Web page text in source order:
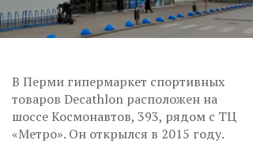
В Перми гипермаркет спортивных
товаров Decathlon расположен на
шоссе Космонавтов, 393, рядом с ТЦ
«Метро». Он открылся в 2015 году.